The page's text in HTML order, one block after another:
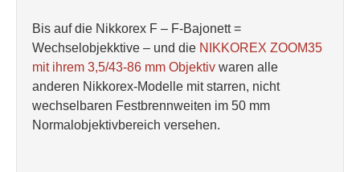
Bis auf die Nikkorex F – F-Bajonett =
Wechselobjekktive – und die NIKKOREX ZOOM35
mit ihrem 3,5/43-86 mm Objektiv waren alle
anderen Nikkorex-Modelle mit starren, nicht
wechselbaren Festbrennweiten im 50 mm
Normalobjektivbereich versehen.